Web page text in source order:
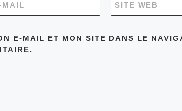
MAIL SITE WEB
E-MAIL ET MON SITE DANS LE